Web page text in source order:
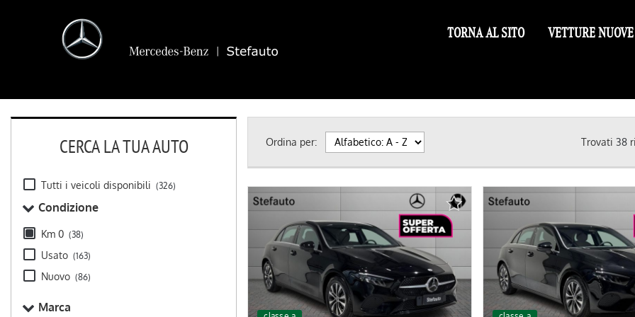
TORNA AL SITO VETTURE
CERCA LA TUA AUTO
Tutti i veicoli disponibili (326)
Condizione
Km 0 (38)
Usato (163)
Nuovo (86)
Marca
Ordina per: Trovati 38